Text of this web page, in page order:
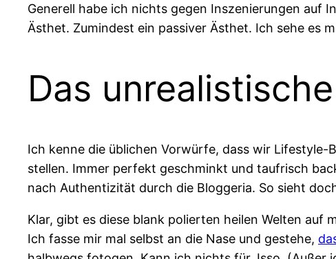
Generell habe ich nichts gegen Inszenierungen auf
Ästhet. Zumindest ein passiver Ästhet. Ich sehe es
Das
Ich kenne die üblichen Vorwürfe, dass wir Lifestyle-
stellen. Immer perfekt geschminkt und taufrisch
nach Authentizität durch die Bloggeria. So sieht
Klar, gibt es diese blank polierten heilen Welten auf
Ich fasse mir mal selbst an die Nase und gestehe,